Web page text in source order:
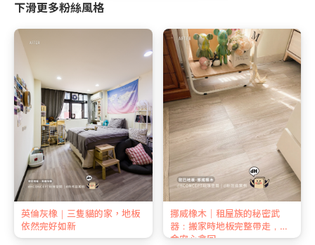
下滑更多粉絲風格
英倫灰橡｜三隻貓的家，地板
依然完好如新
挪威橡木｜租屋族的秘密武
器：搬家時地板完整帶走，押
金安心拿回